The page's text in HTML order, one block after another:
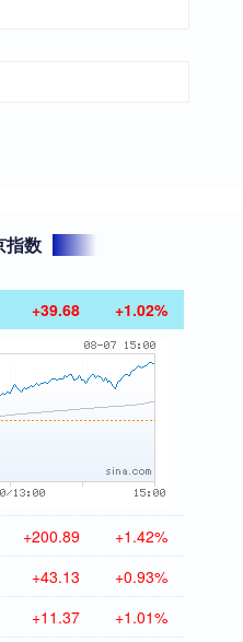
指数
+39.68 +1.02%
+200.89 +1.42%
+43.13 +0.93%
+11.37 +1.01%